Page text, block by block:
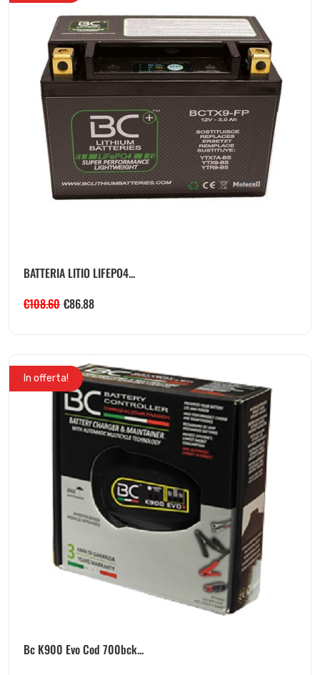
BATTERIA LITIO LIFEPO4...
€108.60 €86.88
In offerta!
Bc K900 Evo Cod 700bck...